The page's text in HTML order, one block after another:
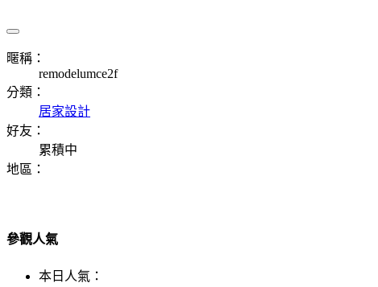
暱稱：
remodelumce2f
分類：
居家設計
好友：
累積中
地區：
參觀人氣
本日人氣：